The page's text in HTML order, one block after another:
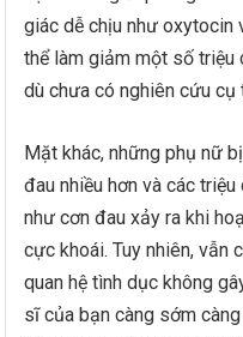
giác dễ chịu như oxytocin
thể làm giảm một số triệu
dù chưa có nghiên cứu cụ
Mặt khác, những phụ nữ
đau nhiều hơn và các
như cơn đau xảy ra khi
cực khoái. Tuy nhiên, vẫn
quan hệ tình dục không
sĩ của bạn càng sớm